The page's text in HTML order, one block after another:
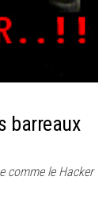
barreaux
comme le Hacker